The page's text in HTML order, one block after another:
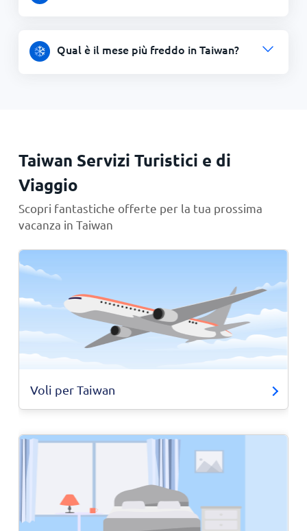
Qual è il mese più freddo in Taiwan?
Taiwan Servizi Turistici e di
Viaggio
Scopri fantastiche offerte per la tua prossima
vacanza in Taiwan
Voli per Taiwan